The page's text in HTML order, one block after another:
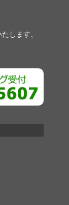
します、